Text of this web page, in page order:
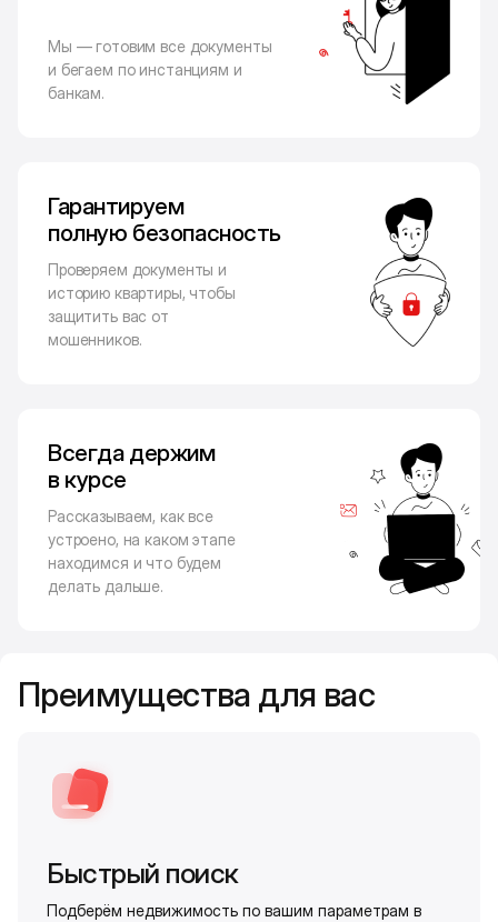
Мы — готовим все документы
и бегаем по инстанциям и
банкам.
Гарантируем
полную безопасность
Проверяем документы и
историю квартиры, чтобы
защитить вас от
мошенников.
Всегда держим
в курсе
Рассказываем, как все
устроено, на каком этапе
находимся и что будем
делать дальше.
Преимущества для вас
Быстрый поиск
Подберём недвижимость по вашим параметрам в